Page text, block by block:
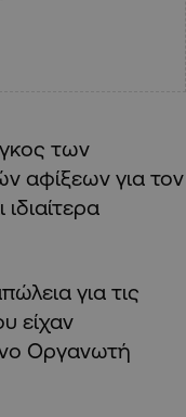
των
αφίξεων για τον
για τις
είχαν
Οργανωτή